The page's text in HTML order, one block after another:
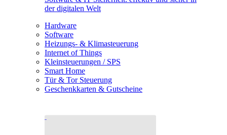
der digitalen Welt
Hardware
Software
Heizungs- & Klimasteuerung
Internet of Things
Kleinsteuerungen / SPS
Smart Home
Tür & Tor Steuerung
Geschenkkarten & Gutscheine